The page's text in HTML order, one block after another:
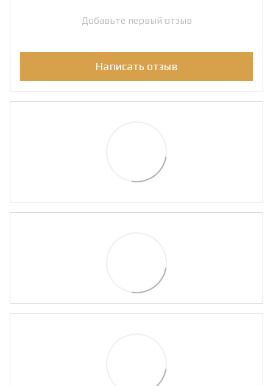
Добавьте первый отзыв
Написать отзыв